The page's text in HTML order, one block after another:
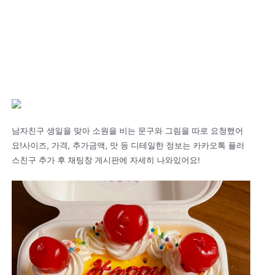
남자친구 생일을 맞아 소원을 비는 문구와 그림을 따로 요청했어
요!사이즈, 가격, 추가금액, 맛 등 디테일한 정보는 카카오톡 플러
스친구 추가 후 채팅창 게시판에 자세히 나와있어요!